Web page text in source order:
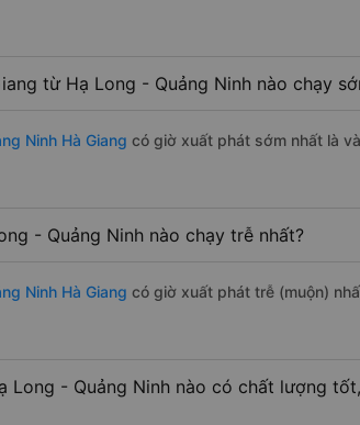
từ Hạ Long - Quảng Ninh nào chạy
Ninh Hà Giang có giờ xuất phát sớm nhất là
- Quảng Ninh nào chạy trễ nhất?
Ninh Hà Giang có giờ xuất phát trễ (muộn)
Long - Quảng Ninh nào có chất lượng